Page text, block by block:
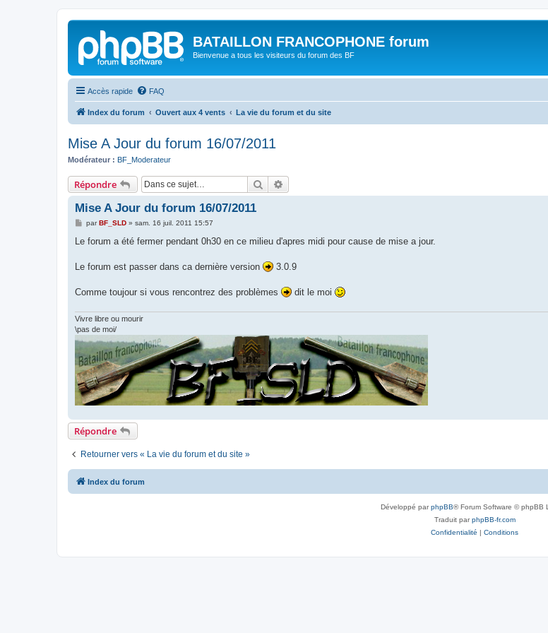
BATAILLON FRANCOPHONE forum
Bienvenue a tous les visiteurs du forum des BF
Accès rapide FAQ
Index du forum Ouvert aux 4 vents La vie du forum et du site
Mise A Jour du forum 16/07/2011
Modérateur : BF_Moderateur
Répondre Rechercher
Mise A Jour du forum 16/07/2011
M
s
g
parBF_SLD» sam. 16 juil. 2011 15:57
Le forum a été fermer pendant 0h30 en ce milieu d'apres midi pour cause de mise a jour.
Le forum est passer dans ca dernière version 3.0.9
Comme toujour si vous rencontrez des problèmes dit le moi
Vivre libre ou mourir
\pas de moi/
Répondre
Retourner vers « La vie du forum et du site »
Index du forum
Développé parphpBB® Forum Software © phpBB
Traduit parphpBB-fr.com
Confidentialité | Conditions